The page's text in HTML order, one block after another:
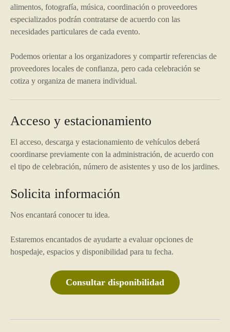
alimentos, fotografía, música, coordinación o proveedores
especializados podrán contratarse de acuerdo con las
necesidades particulares de cada evento.
Podemos orientar a los organizadores y compartir referencias de
proveedores locales de confianza, pero cada celebración se
cotiza y organiza de manera individual.
Acceso y estacionamiento
El acceso, descarga y estacionamiento de vehículos deberá
coordinarse previamente con la administración, de acuerdo con
el tipo de celebración, número de asistentes y uso de los jardines.
Solicita información
Nos encantará conocer tu idea.
Estaremos encantados de ayudarte a evaluar opciones de
hospedaje, espacios y disponibilidad para tu fecha.
Consultar disponibilidad